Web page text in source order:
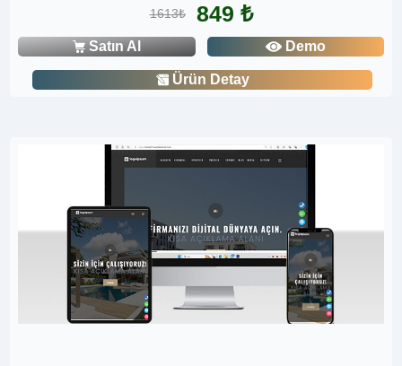
1613₺ 849 ₺
Satın Al Demo
Ürün Detay